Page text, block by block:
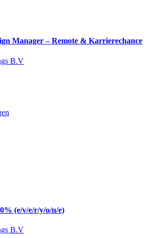
Manager – Remote & Karrierechance
B.V
(e/v/e/r/y/o/n/e)
B.V